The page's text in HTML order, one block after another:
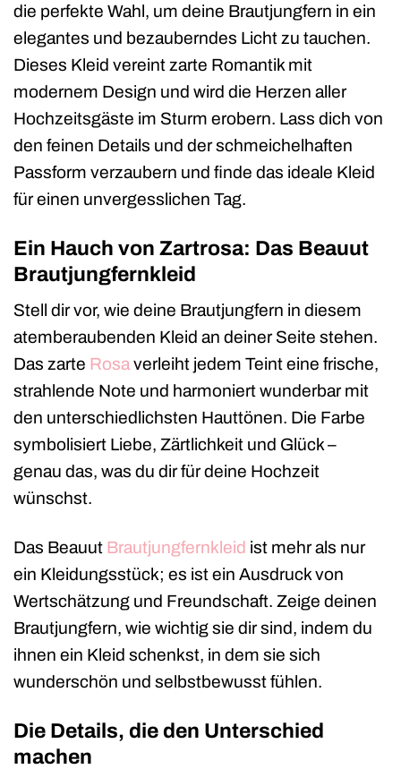
die perfekte Wahl, um deine Brautjungfern in ein
elegantes und bezauberndes Licht zu tauchen.
Dieses Kleid vereint zarte Romantik mit
modernem Design und wird die Herzen aller
Hochzeitsgäste im Sturm erobern. Lass dich von
den feinen Details und der schmeichelhaften
Passform verzaubern und finde das ideale Kleid
für einen unvergesslichen Tag.
Ein Hauch von Zartrosa: Das Beauut
Brautjungfernkleid
Stell dir vor, wie deine Brautjungfern in diesem
atemberaubenden Kleid an deiner Seite stehen.
Das zarte Rosaverleiht jedem Teint eine frische,
strahlende Note und harmoniert wunderbar mit
den unterschiedlichsten Hauttönen. Die Farbe
symbolisiert Liebe, Zärtlichkeit und Glück –
genau das, was du dir für deine Hochzeit
wünschst.
Das Beauut Brautjungfernkleid ist mehr als nur
ein Kleidungsstück; es ist ein Ausdruck von
Wertschätzung und Freundschaft. Zeige deinen
Brautjungfern, wie wichtig sie dir sind, indem du
ihnen ein Kleid schenkst, in dem sie sich
wunderschön und selbstbewusst fühlen.
Die Details, die den Unterschied
machen